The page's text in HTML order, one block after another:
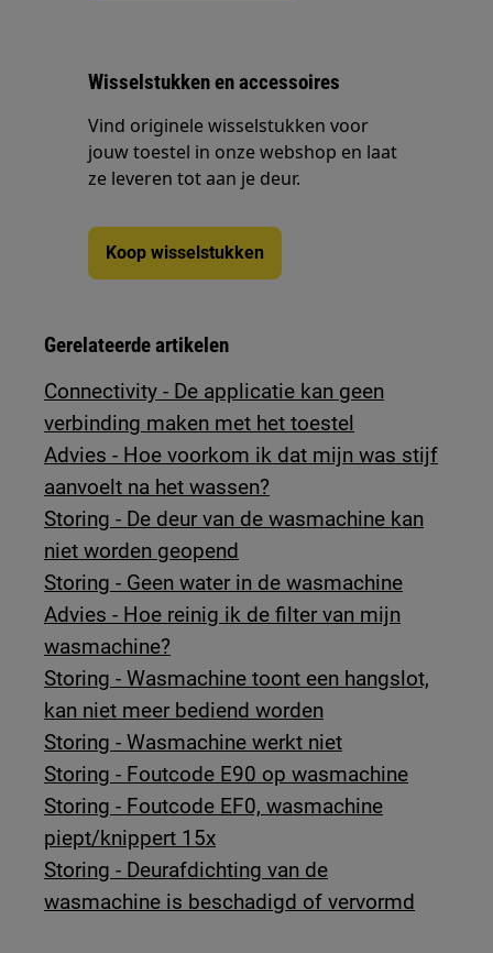
Wisselstukken en accessoires
Vind originele wisselstukken voor
jouw toestel in onze webshop en laat
ze leveren tot aan je deur.
Koop wisselstukken
Gerelateerde artikelen
Connectivity - De applicatie kan geen
verbinding maken met het toestel
Advies - Hoe voorkom ik dat mijn was stijf
aanvoelt na het wassen?
Storing - De deur van de wasmachine kan
niet worden geopend
Storing - Geen water in de wasmachine
Advies - Hoe reinig ik de filter van mijn
wasmachine?
Storing - Wasmachine toont een hangslot,
kan niet meer bediend worden
Storing - Wasmachine werkt niet
Storing - Foutcode E90 op wasmachine
Storing - Foutcode EF0, wasmachine
piept/knippert 15x
Storing - Deurafdichting van de
wasmachine is beschadigd of vervormd